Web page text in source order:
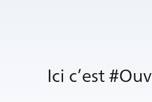
Ici c’est